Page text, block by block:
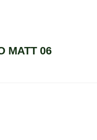
MATT 06